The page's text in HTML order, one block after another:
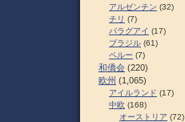
アルゼンチン (32)
チリ (7)
パラグアイ (17)
ブラジル (61)
ペルー (7)
和僑会 (220)
欧州 (1,065)
アイルランド (17)
中欧 (168)
オーストリア (72)